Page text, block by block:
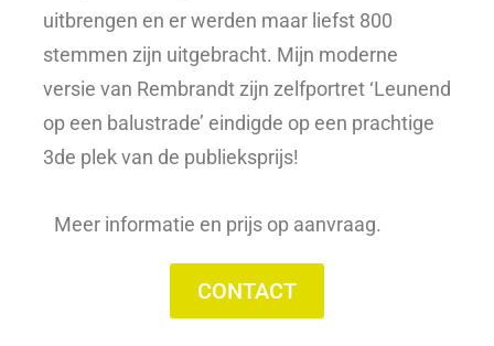
uitbrengen en er werden maar liefst 800
stemmen zijn uitgebracht. Mijn moderne
versie van Rembrandt zijn zelfportret ‘Leunend
op een balustrade’ eindigde op een prachtige
3de plek van de publieksprijs!
Meer informatie en prijs op aanvraag.
CONTACT